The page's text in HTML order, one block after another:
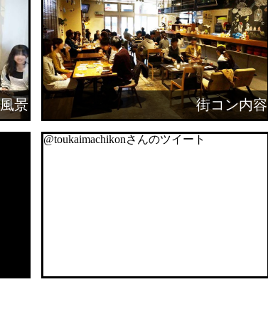
景 街コン内容
@toukaimachikonさんのツイート